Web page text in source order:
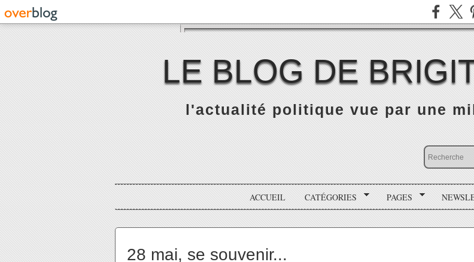
LE BLOG DE
l'actualité politique vue par une
ACCUEIL CATÉGORIES PAGES
28 mai, se souvenir...